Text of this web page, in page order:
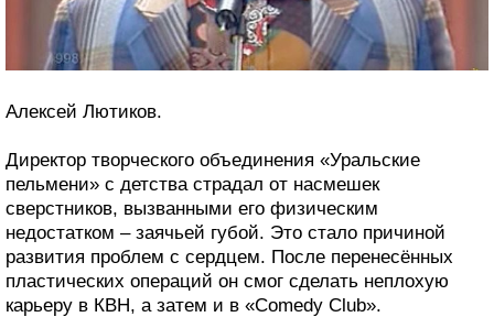
Алексей Лютиков.
Директор творческого объединения «Уральские
пельмени» с детства страдал от насмешек
сверстников, вызванными его физическим
недостатком – заячьей губой. Это стало причиной
развития проблем с сердцем. После перенесённых
пластических операций он смог сделать неплохую
карьеру в КВН, а затем и в «Comedy Club».